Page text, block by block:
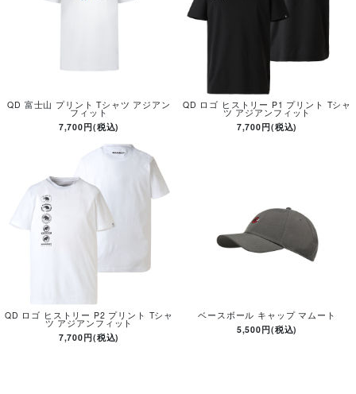
QD 富士山 プリント Tシャツ アジアン
フィット
7,700円(税込)
QD ロゴ ヒストリー P1 プリント Tシャ
ツ アジアンフィット
7,700円(税込)
QD ロゴ ヒストリー P2 プリント Tシャ
ツ アジアンフィット
7,700円(税込)
ベースボール キャップ マムート
5,500円(税込)